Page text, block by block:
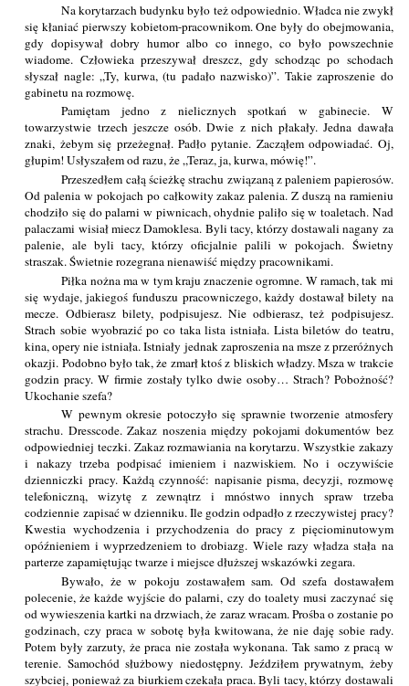
Na korytarzach budynku było też odpowiednio. Władca nie zwykł
się kłaniać pierwszy kobietom-pracownikom. One były do obejmowania,
gdy dopisywał dobry humor albo co innego, co było powszechnie
wiadome. Człowieka przeszywał dreszcz, gdy schodząc po schodach
słyszał nagle: „Ty, kurwa, (tu padało nazwisko)”. Takie zaproszenie do
gabinetu na rozmowę.
Pamiętam jedno z nielicznych spotkań w gabinecie. W
towarzystwie trzech jeszcze osób. Dwie z nich płakały. Jedna dawała
znaki, żebym się przeżegnał. Padło pytanie. Zacząłem odpowiadać. Oj,
głupim! Usłyszałem od razu, że „Teraz, ja, kurwa, mówię!”.
Przeszedłem całą ścieżkę strachu związaną z paleniem papierosów.
Od palenia w pokojach po całkowity zakaz palenia. Z duszą na ramieniu
chodziło się do palarni w piwnicach, ohydnie paliło się w toaletach. Nad
palaczami wisiał miecz Damoklesa. Byli tacy, którzy dostawali nagany za
palenie, ale byli tacy, którzy oficjalnie palili w pokojach. Świetny
straszak. Świetnie rozegrana nienawiść między pracownikami.
Piłka nożna ma w tym kraju znaczenie ogromne. W ramach, tak mi
się wydaje, jakiegoś funduszu pracowniczego, każdy dostawał bilety na
mecze. Odbierasz bilety, podpisujesz. Nie odbierasz, też podpisujesz.
Strach sobie wyobrazić po co taka lista istniała. Lista biletów do teatru,
kina, opery nie istniała. Istniały jednak zaproszenia na msze z przeróżnych
okazji. Podobno było tak, że zmarł ktoś z bliskich władzy. Msza w trakcie
godzin pracy. W firmie zostały tylko dwie osoby… Strach? Pobożność?
Ukochanie szefa?
W pewnym okresie potoczyło się sprawnie tworzenie atmosfery
strachu. Dresscode. Zakaz noszenia między pokojami dokumentów bez
odpowiedniej teczki. Zakaz rozmawiania na korytarzu. Wszystkie zakazy
i nakazy trzeba podpisać imieniem i nazwiskiem. No i oczywiście
dzienniczki pracy. Każdą czynność: napisanie pisma, decyzji, rozmowę
telefoniczną, wizytę z zewnątrz i mnóstwo innych spraw trzeba
codziennie zapisać w dzienniku. Ile godzin odpadło z rzeczywistej pracy?
Kwestia wychodzenia i przychodzenia do pracy z pięciominutowym
opóźnieniem i wyprzedzeniem to drobiazg. Wiele razy władza stała na
parterze zapamiętując twarze i miejsce dłuższej wskazówki zegara.
Bywało, że w pokoju zostawałem sam. Od szefa dostawałem
polecenie, że każde wyjście do palarni, czy do toalety musi zaczynać się
od wywieszenia kartki na drzwiach, że zaraz wracam. Prośba o zostanie po
godzinach, czy praca w sobotę była kwitowana, że nie daję sobie rady.
Potem były zarzuty, że praca nie została wykonana. Tak samo z pracą w
terenie. Samochód służbowy niedostępny. Jeździłem prywatnym, żeby
szybciej, ponieważ za biurkiem czekała praca. Byli tacy, którzy dostawali